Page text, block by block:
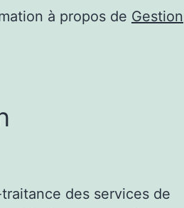
à propos de Gestion
traitance des services de